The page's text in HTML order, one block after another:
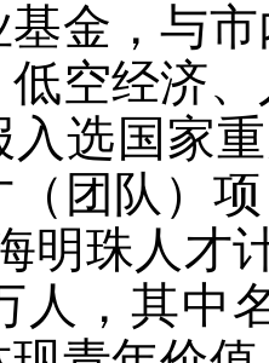
基金，与
低空经济
入选国家
团队）
明珠人才
人，其中